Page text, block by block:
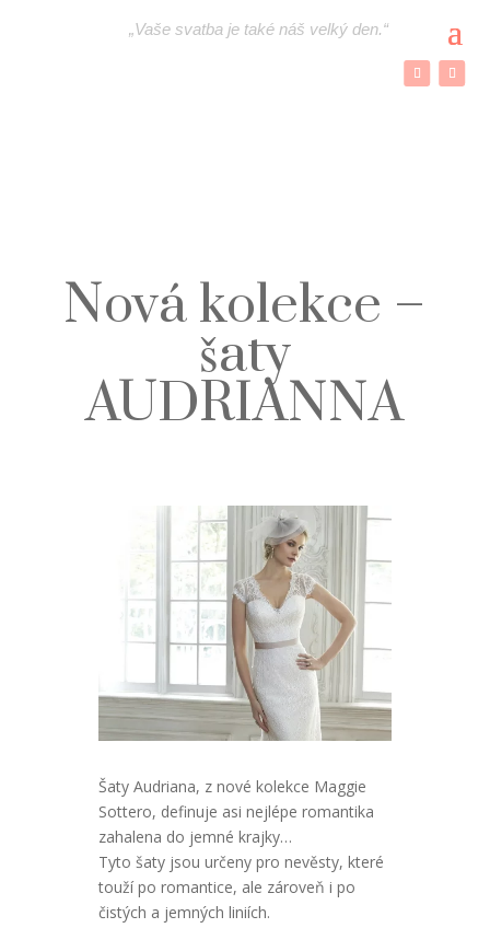
„Vaše svatba je také náš velký den.“
Nová kolekce –
šaty
AUDRIANNA
Šaty Audriana, z nové kolekce Maggie
Sottero, definuje asi nejlépe romantika
zahalena do jemné krajky…
Tyto šaty jsou určeny pro nevěsty, které
touží po romantice, ale zároveň i po
čistých a jemných liniích.